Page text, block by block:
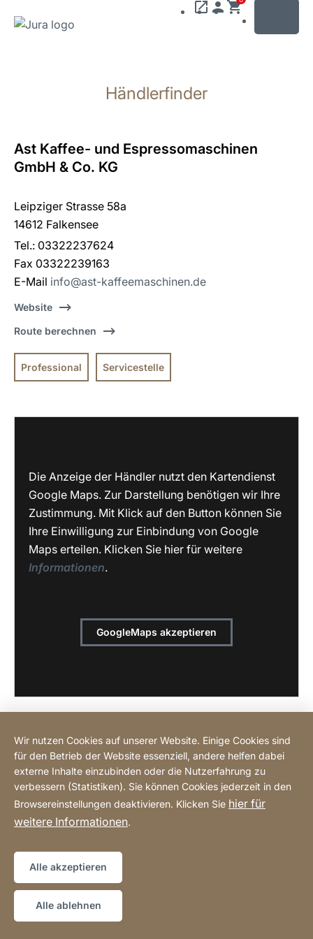
wechseln
Händlerfinder
Ast Kaffee- und Espressomaschinen
GmbH & Co. KG
Leipziger Strasse 58a
14612 Falkensee
Tel.: 03322237624
Fax 03322239163
E-Mail info@ast-kaffeemaschinen.de
Website
Route berechnen
Professional Servicestelle
Die Anzeige der Händler nutzt den Kartendienst
Google Maps. Zur Darstellung benötigen wir Ihre
Zustimmung. Mit Klick auf den Button können Sie
Ihre Einwilligung zur Einbindung von Google
Maps erteilen. Klicken Sie hier für weitere
Informationen.
GoogleMaps akzeptieren
Online einkaufen
Hotline
Website
[Website
information]
Datenschutz
Wir nutzen Cookies auf unserer Website. Einige Cookies sind
für den Betrieb der Website essenziell, andere helfen dabei
externe Inhalte einzubinden oder die Nutzerfahrung zu
verbessern (Statistiken). Sie können Cookies jederzeit in den
Browsereinstellungen deaktivieren. Klicken Sie hier für
weitere Informationen.
Alle akzeptieren
Alle ablehnen